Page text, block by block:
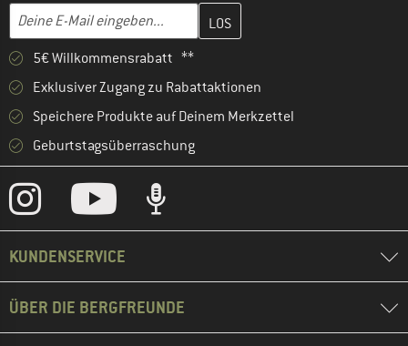
E-Mail-Adresse
Gib hier deine E-Mail-Adresse ein und erstelle im nächsten
5€ Willkommensrabatt **
Exklusiver Zugang zu Rabattaktionen
Speichere Produkte auf Deinem Merkzettel
Geburtstagsüberraschung
KUNDENSERVICE
ÜBER DIE BERGFREUNDE